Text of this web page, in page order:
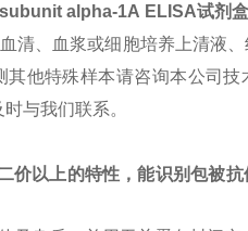
alpha-1A ELISA试剂盒
清、血浆或细胞培养上清液
其他特殊样本请咨询本公司
与我们联系。
价以上的特性，能识别包被